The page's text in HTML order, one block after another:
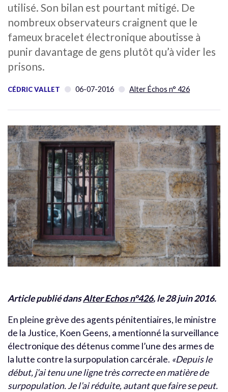
utilisé. Son bilan est pourtant mitigé. De
nombreux observateurs craignent que le
fameux bracelet électronique aboutisse à
punir davantage de gens plutôt qu’à vider les
prisons.
CÉDRIC VALLET 06-07-2016 Alter Échos n° 426
Article publié dansAlter Echos n°426, le 28 juin 2016.
En pleine grève des agents pénitentiaires, le ministre
de la Justice, Koen Geens, a mentionné la surveillance
électronique des détenus comme l’une des armes de
la lutte contre la surpopulation carcérale. «Depuis le
début, j’ai tenu une ligne très correcte en matière de
surpopulation. Je l’ai réduite, autant que faire se peut.